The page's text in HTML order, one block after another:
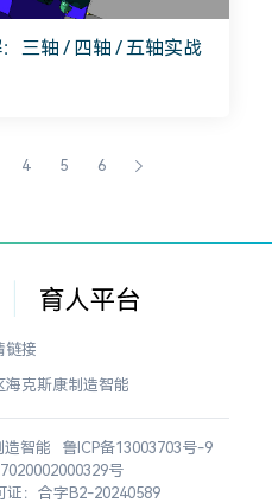
三轴 / 四轴 / 五轴实战
4 5 6
链接
海克斯康制造智能
智能
鲁ICP备13003703号-9
号
：合字B2-20240589